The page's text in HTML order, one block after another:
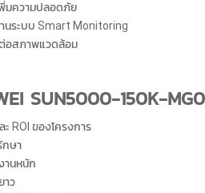
มความปลอดภัย
นระบบ Smart Monitoring
อสภาพแวดล้อม
SUN5000-150K-MG0
ROI ของโครงการ
กษา
านหนัก
าว